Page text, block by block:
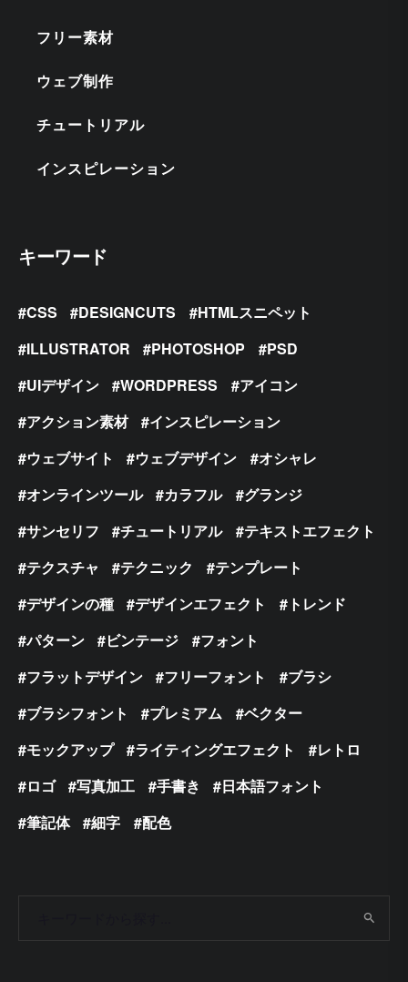
フリー素材
ウェブ制作
チュートリアル
インスピレーション
キーワード
CSS DESIGNCUTS
HTMLスニペット
ILLUSTRATOR
PHOTOSHOP
PSD
UIデザイン
WORDPRESS
アイコン
アクション素材
インスピレーション
ウェブサイト
ウェブデザイン
オシャレ
オンラインツール
カラフル
グランジ
サンセリフ
チュートリアル
テキストエフェクト
テクスチャ
テクニック
テンプレート
デザインの種
デザインエフェクト
トレンド
パターン
ビンテージ
フォント
フラットデザイン
フリーフォント
ブラシ
ブラシフォント
プレミアム
ベクター
モックアップ
ライティングエフェクト
レトロ
ロゴ
写真加工 手書き
日本語フォント
筆記体
細字 配色